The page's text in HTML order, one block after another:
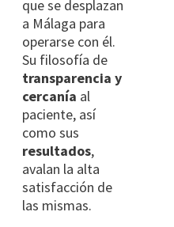
que se desplazan
a Málaga para
operarse con él.
Su filosofía de
transparencia y
cercanía al
paciente, así
como sus
resultados,
avalan la alta
satisfacción de
las mismas.